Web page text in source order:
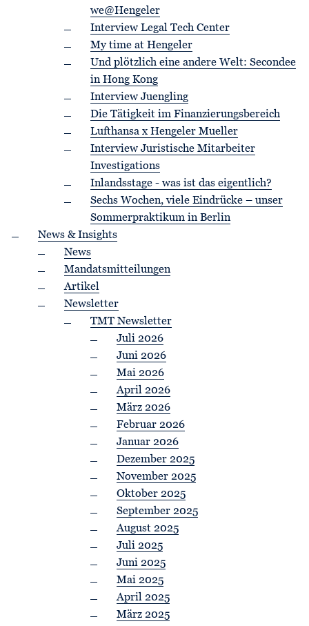
we@Hengeler
Interview Legal Tech Center
My time at Hengeler
Und plötzlich eine andere Welt: Secondee
in Hong Kong
Interview Juengling
Die Tätigkeit im Finanzierungsbereich
Lufthansa x Hengeler Mueller
Interview Juristische Mitarbeiter
Investigations
Inlandsstage - was ist das eigentlich?
Sechs Wochen, viele Eindrücke – unser
Sommerpraktikum in Berlin
News & Insights
News
Mandatsmitteilungen
Artikel
Newsletter
TMT Newsletter
Juli 2026
Juni 2026
Mai 2026
April 2026
März 2026
Februar 2026
Januar 2026
Dezember 2025
November 2025
Oktober 2025
September 2025
August 2025
Juli 2025
Juni 2025
Mai 2025
April 2025
März 2025